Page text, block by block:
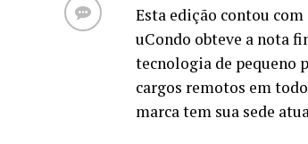
Esta edição contou
uCondo obteve a nota
tecnologia de pequeno
cargos remotos em
marca tem sua sede